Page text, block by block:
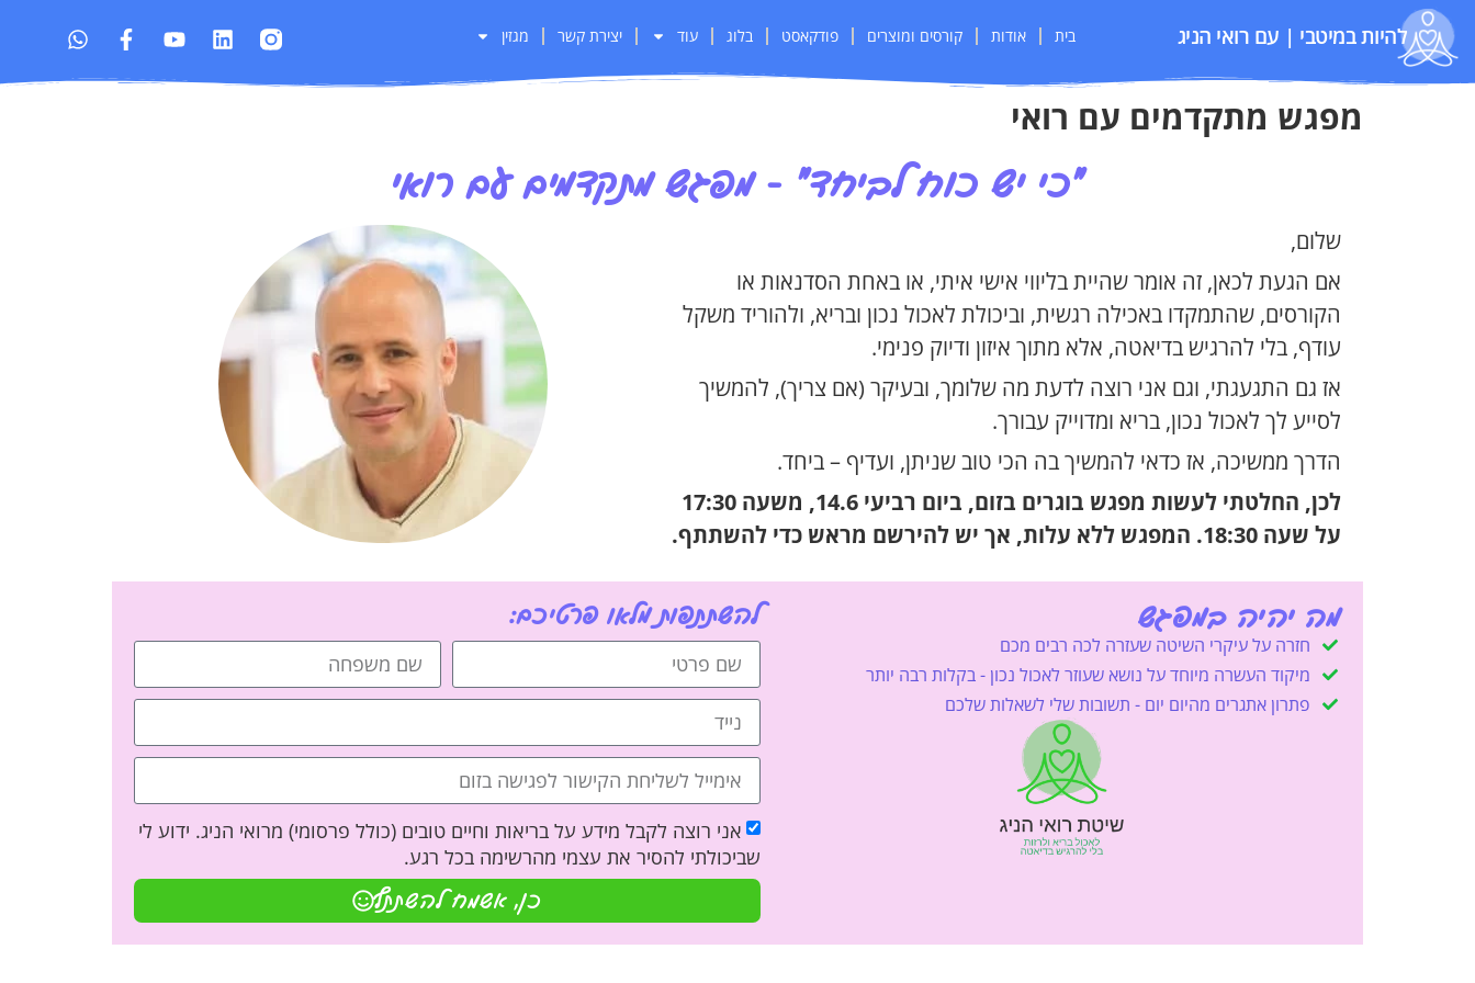
להיות במיטבי | עם רואי הניג בית אודות קורסים ומוצרים פודקאסט בלוג עוד יצירת קשר מגזין
מפגש מתקדמים עם רואי
"כי יש כוח לביחד" - מפגש מתקדמים עם רואי
שלום,
אם הגעת לכאן, זה אומר שהיית בליווי אישי איתי, או באחת הסדנאות או
הקורסים, שהתמקדו באכילה רגשית, וביכולת לאכול נכון ובריא, ולהוריד משקל
עודף, בלי להרגיש בדיאטה, אלא מתוך איזון ודיוק פנימי.
אז גם התגעגתי, וגם אני רוצה לדעת מה שלומך, ובעיקר (אם צריך), להמשיך
לסייע לך לאכול נכון, בריא ומדוייק עבורך.
הדרך ממשיכה, אז כדאי להמשיך בה הכי טוב שניתן, ועדיף – ביחד.
לכן, החלטתי לעשות מפגש בוגרים בזום, ביום רביעי 14.6, משעה 17:30
על שעה 18:30. המפגש ללא עלות, אך יש להירשם מראש כדי להשתתף.
מה יהיה במפגש
חזרה על עיקרי השיטה שעזרה לכה רבים מכם
מיקוד העשרה מיוחד על נושא שעוזר לאכול נכון - בקלות רבה יותר
פתרון אתגרים מהיום יום - תשובות שלי לשאלות שלכם
להשתתפות מלאו פרטיכם:
אני רוצה לקבל מידע על בריאות וחיים טובים (כולל פרסומי) מרואי הניג. ידוע לי
שביכולתי להסיר את עצמי מהרשימה בכל רגע.
כן, אשמח להשתתף